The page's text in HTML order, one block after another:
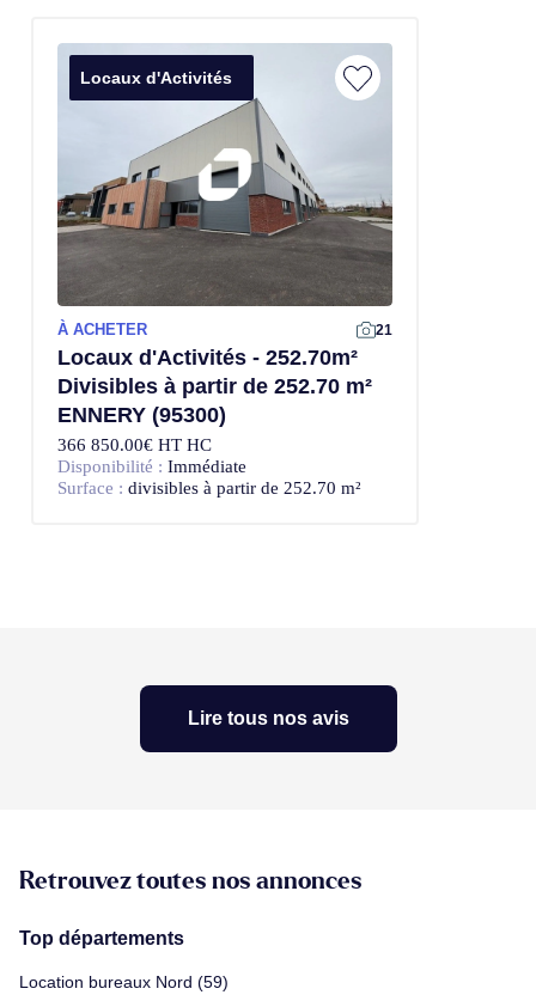
Locaux d'Activités
À ACHETER 21
Locaux d'Activités - 252.70m²
Divisibles à partir de 252.70 m²
ENNERY (95300)
366 850.00€ HT HC
Disponibilité : Immédiate
Surface : divisibles à partir de 252.70 m²
Lire tous nos avis
Retrouvez toutes nos annonces
Top départements
Location bureaux Nord (59)